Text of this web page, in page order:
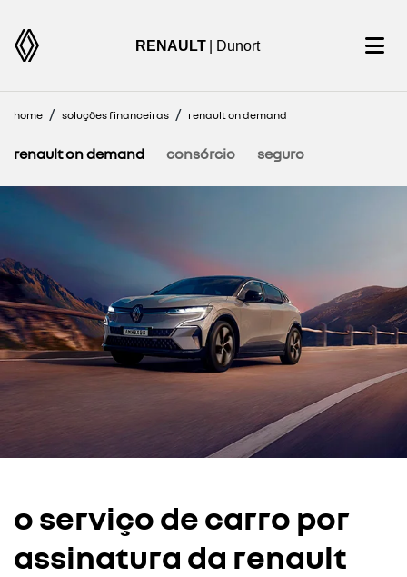
RENAULT | Dunort
home soluções financeiras renault on demand
consórcio seguro
renault on demand
o serviço de carro por
assinatura da renault